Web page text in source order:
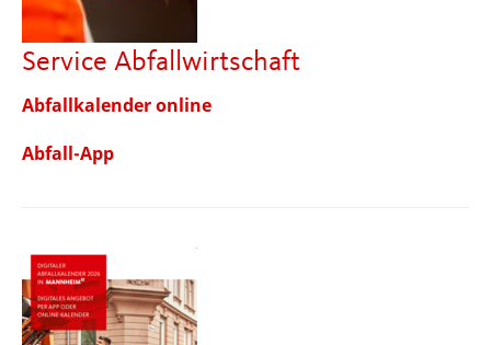
Service Abfallwirtschaft
Abfallkalender online
Abfall-App